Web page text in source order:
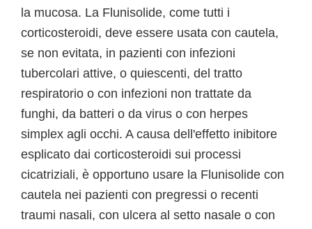
la mucosa. La Flunisolide, come tutti i
corticosteroidi, deve essere usata con cautela,
se non evitata, in pazienti con infezioni
tubercolari attive, o quiescenti, del tratto
respiratorio o con infezioni non trattate da
funghi, da batteri o da virus o con herpes
simplex agli occhi. A causa dell'effetto inibitore
esplicato dai corticosteroidi sui processi
cicatriziali, è opportuno usare la Flunisolide con
cautela nei pazienti con pregressi o recenti
traumi nasali, con ulcera al setto nasale o con